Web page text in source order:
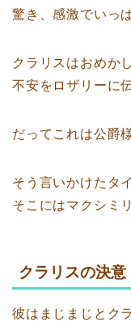
驚き、感激でいっ
クラリスはおめか
不安をロザリーに
だってこれは公爵
そう言いかけたタ
そこにはマクシミ
クラリスの決意
彼はまじまじとク